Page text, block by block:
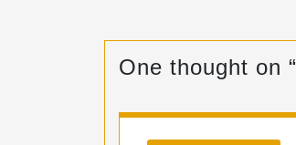
One thought on “